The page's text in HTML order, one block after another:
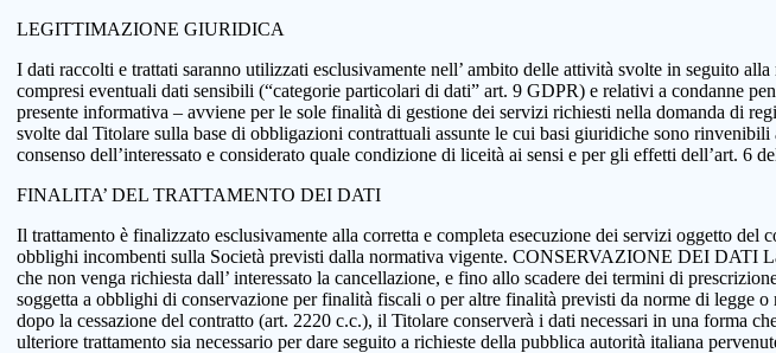
LEGITTIMAZIONE GIURIDICA
I dati raccolti e trattati saranno utilizzati esclusivamente nell’ ambito delle attività svolte in seguito
compresi eventuali dati sensibili (“categorie particolari di dati” art. 9 GDPR) e relativi a condanne
presente informativa – avviene per le sole finalità di gestione dei servizi richiesti nella domanda di
svolte dal Titolare sulla base di obbligazioni contrattuali assunte le cui basi giuridiche sono
consenso dell’interessato e considerato quale condizione di liceità ai sensi e per gli effetti dell’art. 6
FINALITA’ DEL TRATTAMENTO DEI DATI
Il trattamento è finalizzato esclusivamente alla corretta e completa esecuzione dei servizi oggetto
obblighi incombenti sulla Società previsti dalla normativa vigente. CONSERVAZIONE DEI DATI
che non venga richiesta dall’ interessato la cancellazione, e fino allo scadere dei termini di
soggetta a obblighi di conservazione per finalità fiscali o per altre finalità previsti da norme di legge
dopo la cessazione del contratto (art. 2220 c.c.), il Titolare conserverà i dati necessari in una forma
ulteriore trattamento sia necessario per dare seguito a richieste della pubblica autorità italiana